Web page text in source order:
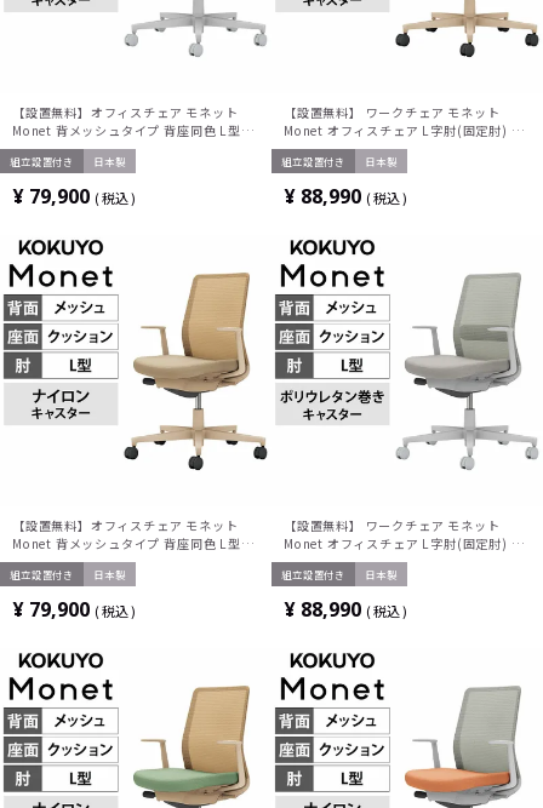
【設置無料】オフィスチェア モネット
Monet 背メッシュタイプ 背座同色 L型肘
ショルダーサポートなし ランバーサポー
トなし 脚ライトグレー 本体ライトグレー
キャスター C03-G110W-GE2E2X1 | コ
組立設置付き 日本製
¥ 79,900 税込
【設置無料】 ワークチェア モネット
Monet オフィスチェア L字肘(固定肘) 樹
脂脚 ナイロンキャスター ランバーサポー
ト付き 背メッシュ 座面布張り 背座同色
C03-Z112W-Z1KYK1K1 コクヨ 椅子
組立設置付き 日本製
¥ 88,990 税込
【設置無料】オフィスチェア モネット
Monet 背メッシュタイプ 背座同色 L型肘
ショルダーサポートなし ランバーサポー
トなし 脚ソフトベージュ 本体ソフトベー
ナイロンキャスター C03-Z110W-
組立設置付き 日本製
¥ 79,900 税込
【設置無料】 ワークチェア モネット
Monet オフィスチェア L字肘(固定肘) 樹
脂脚 ウレタンキャスター ランバーサポー
ト付き(ライトグレー) 背メッシュ 座面布
トグレー C03-G112U-GE2E2E21 コク
組立設置付き 日本製
¥ 88,990 税込